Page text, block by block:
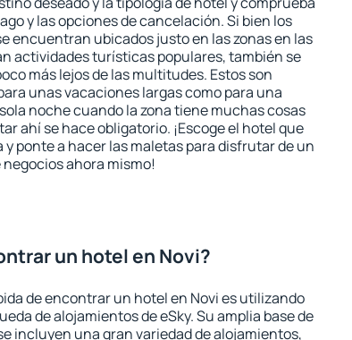
y las opciones de cancelación. Si bien los
encuentran ubicados justo en las zonas en las
actividades turísticas populares, también se
más lejos de las multitudes. Estos son
unas vacaciones largas como para una
noche cuando la zona tiene muchas cosas
ahí se hace obligatorio. ¡Escoge el hotel que
y ponte a hacer las maletas para disfrutar de un
negocios ahora mismo!
un hotel en Novi?
de encontrar un hotel en Novi es utilizando
de alojamientos de eSky. Su amplia base de
incluyen una gran variedad de alojamientos,